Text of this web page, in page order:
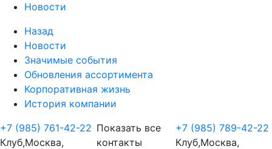
Новости
Назад
Новости
Значимые события
Обновления ассортимента
Корпоративная жизнь
История компании
+7 (985) 761-42-22
Клуб,Москва,
Показать все
контакты
+7 (985) 789-42-22
Клуб,Москва,